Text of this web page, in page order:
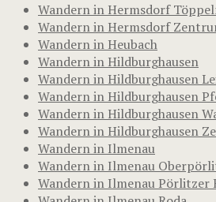
Wandern in Hermsdorf
Wandern in Hermsdorf
Wandern in Heubach
Wandern in Hildburghausen
Wandern in Hildburghausen
Wandern in Hildburghausen
Wandern in Hildburghausen
Wandern in Hildburghausen
Wandern in Ilmenau
Wandern in Ilmenau
Wandern in Ilmenau Pörlitzer